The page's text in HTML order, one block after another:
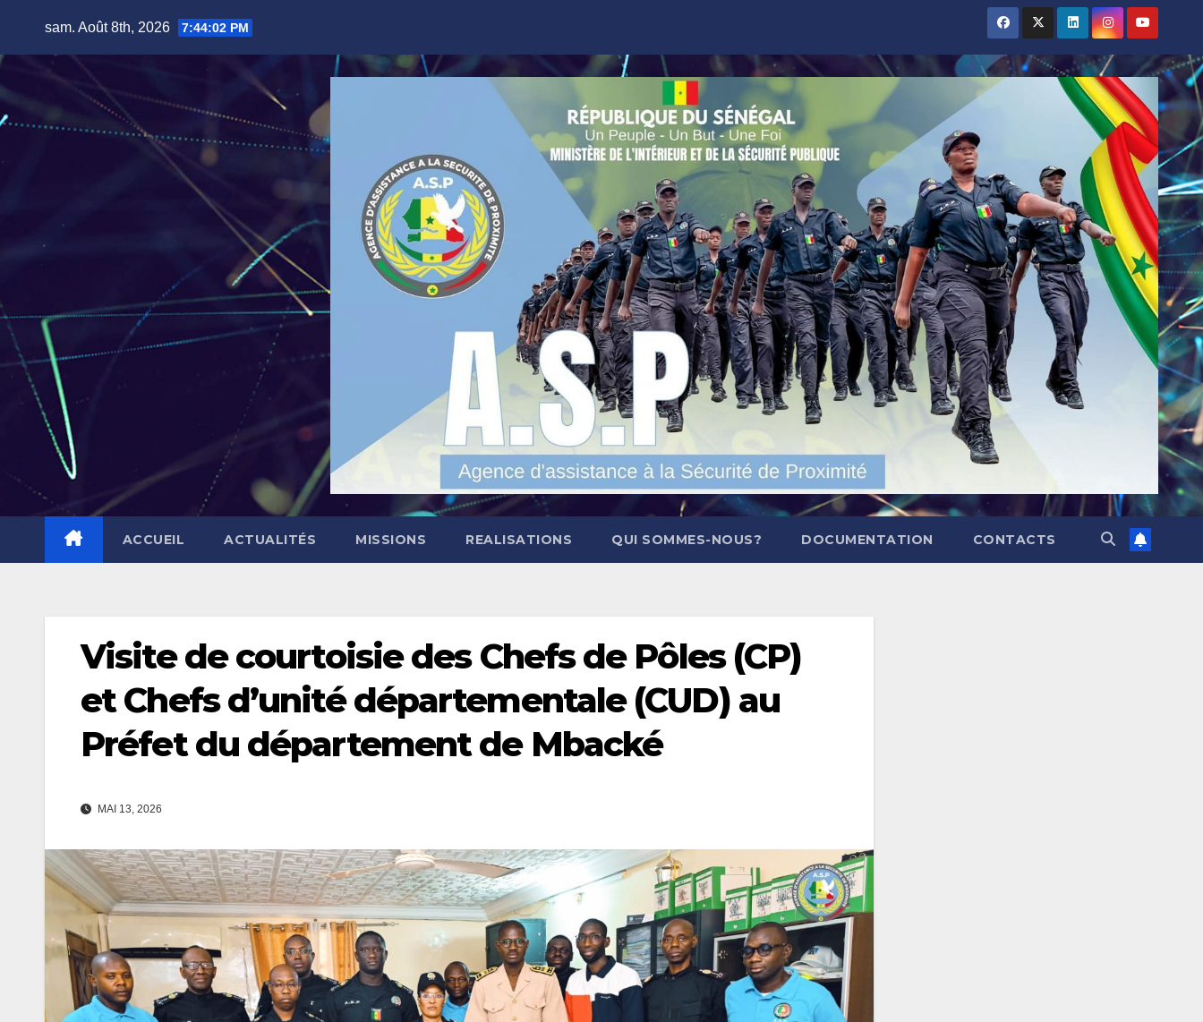
content
sam. Août 8th, 2026 7:44:03 PM
ACCUEIL ACTUALITÉS MISSIONS REALISATIONS QUI SOMMES-NOUS? DOCUMENTATION CONTACTS
Visite de courtoisie des Chefs de Pôles (CP)
et Chefs d’unité départementale (CUD) au
Préfet du département de Mbacké
MAI 13, 2026